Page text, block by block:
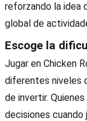
reforzando la idea
global de
Escoge la
Jugar en Chicken
diferentes niveles
de invertir.
decisiones cuando